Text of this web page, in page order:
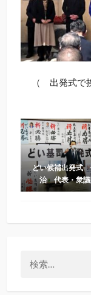
（ 出発式で
どい候補出発
治 代表・衆議